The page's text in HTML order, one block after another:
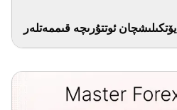
يۆتكىلىشچان ئوتتۇرىچە قىممەتلەر